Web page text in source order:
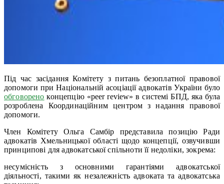
Під час засідання Комітету з питань безоплатної правової
допомоги при Національній асоціації адвокатів України було
обговорено концепцію «peer review» в системі БПД, яка була
розроблена Координаційним центром з надання правової
допомоги.
Член Комітету Ольга Самбір представила позицію Ради
адвокатів Хмельницької області щодо концепції, озвучивши
принципові для адвокатської спільноти її недоліки, зокрема:
несумісність з основними гарантіями адвокатської
діяльності, такими як незалежність адвоката та адвокатська